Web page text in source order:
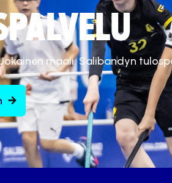
maali. Salibandyn